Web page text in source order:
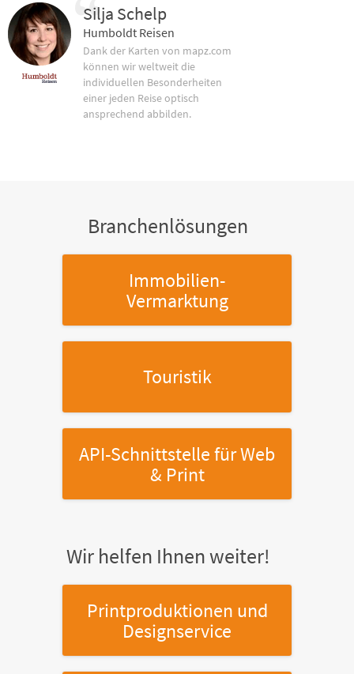
Silja Schelp
Humboldt Reisen
Dank der Karten von mapz.com
können wir weltweit die
individuellen Besonderheiten
einer jeden Reise optisch
ansprechend abbilden.
Branchenlösungen
Immobilien-
Vermarktung
Touristik
API-Schnittstellefür Web
& Print
Wir helfen Ihnen weiter!
Printproduktionen und
Designservice